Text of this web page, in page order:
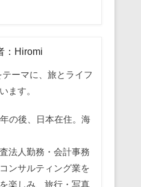
：Hiromi
テーマに、旅とライフ
ます。
の後、日本在住。海
法人勤務・会計事務
ンサルティング業を
楽しみ、旅行・写真